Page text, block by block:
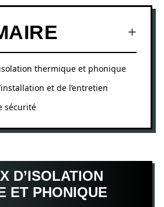
thermique et phonique
et de l’entretien
sécurité
D’ISOLATION
ET PHONIQUE